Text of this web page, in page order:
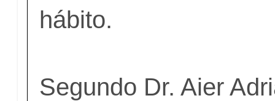
hábito.
Segundo Dr. Aier